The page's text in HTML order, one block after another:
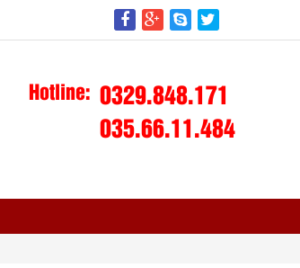
Hotline: 0329.848.171
035.66.11.484